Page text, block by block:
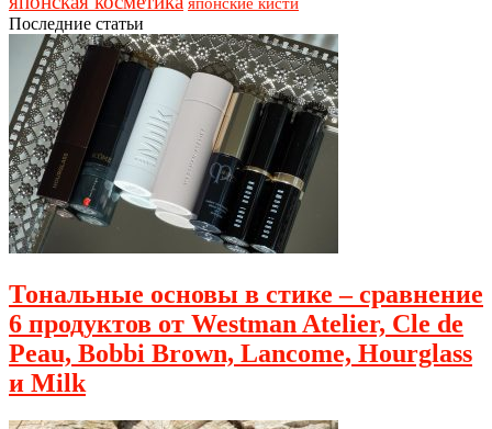
Последние статьи
Тональные основы в стике – сравнение
6 продуктов от Westman Atelier, Cle de
Peau, Bobbi Brown, Lancome, Hourglass
и Milk